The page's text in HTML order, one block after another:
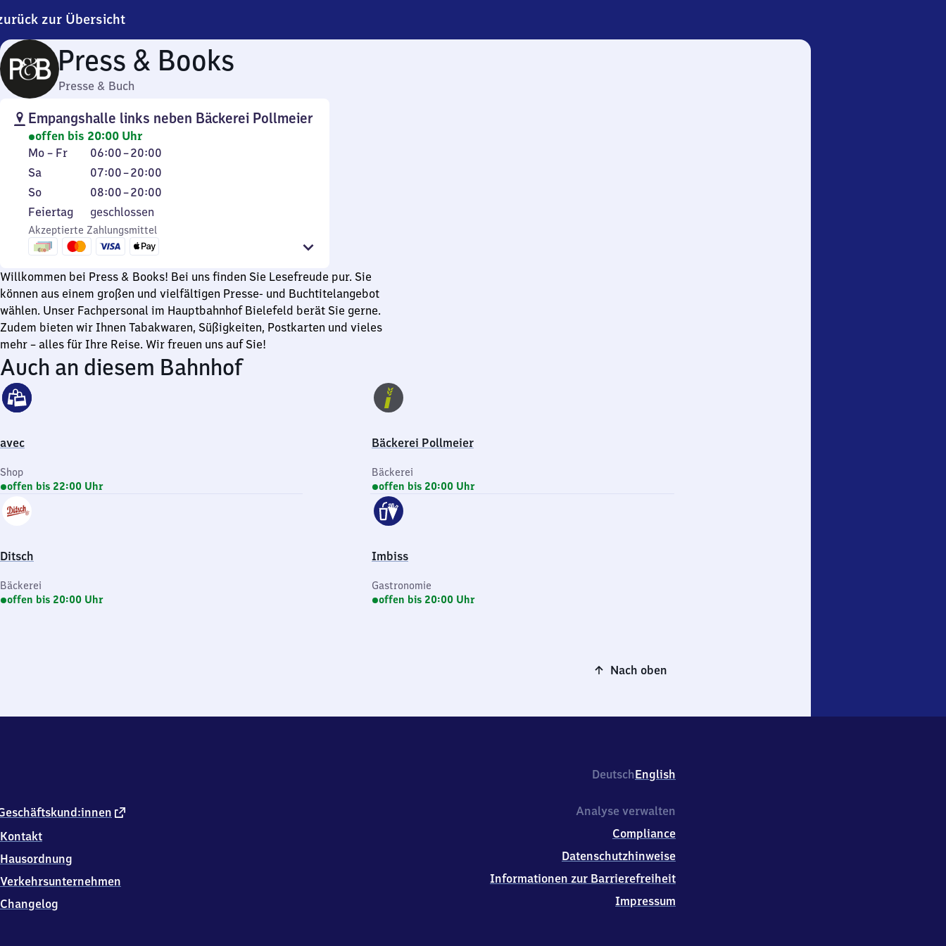
zur Übersicht
Press & Books
Presse & Buch
Empangshalle links neben Bäckerei Pollmeier
offen bis 20:00 Uhr
Montag
bis
Freitag
Mo – Fr 06:00–20:00
Von
6
Uhr
20
Uhr
Samstag
Sa 07:00–20:00
Von
7
bis
20
Uhr
Sonntag
So 08:00–20:00
Von
8
Uhr
bis
20
Uhr
Feiertag
Feiertag geschlossen
Akzeptierte Zahlungsmittel
Willkommen bei Press & Books! Bei uns finden Sie Lesefreude pur. Sie
können aus einem großen und vielfältigen Presse- und Buchtitelangebot
wählen. Unser Fachpersonal im Hauptbahnhof Bielefeld berät Sie gerne.
Zudem bieten wir Ihnen Tabakwaren, Süßigkeiten, Postkarten und vieles
mehr – alles für Ihre Reise. Wir freuen uns auf Sie!
Auch an diesem Bahnhof
avec
Shop
offen bis 22:00 Uhr
Bäckerei Pollmeier
Bäckerei
offen bis 20:00 Uhr
Ditsch
Bäckerei
offen bis 20:00 Uhr
Imbiss
Gastronomie
offen bis 20:00 Uhr
Nach oben
DeutschEnglish
externer
Kontakt
Hausordnung
Verkehrsunternehmen
Changelog
Analyse verwalten
Compliance
Datenschutzhinweise
Informationen zur Barrierefreiheit
Impressum